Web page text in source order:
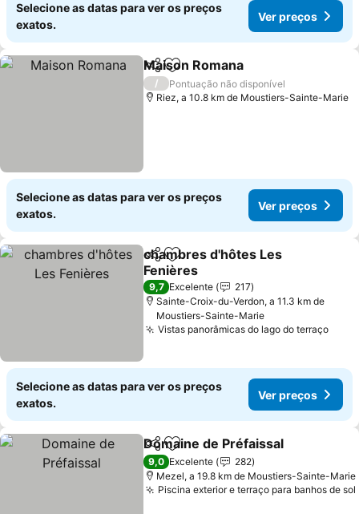
Selecione as datas para ver os preços
exatos.
Ver preços
PartilharAdicionar aos favoritos
Maison Romana
/
Pontuação não disponível
Riez, a 10.8 km de Moustiers-Sainte-Marie
Selecione as datas para ver os preços
exatos.
Ver preços
PartilharAdicionar aos favoritos
chambres d'hôtes Les
Fenières
Ver preços
9,7 Excelente
217
Sainte-Croix-du-Verdon, a 11.3 km de
Moustiers-Sainte-Marie
Vistas panorâmicas do lago do terraçoVer
Selecione as datas para ver os preços
exatos.
Ver preços
PartilharAdicionar aos favoritos
Domaine de Préfaissal
9,0 Excelente
282
Mezel, a 19.8 km de Moustiers-Sainte-Marie
Piscina exterior e terraço para banhos de sol